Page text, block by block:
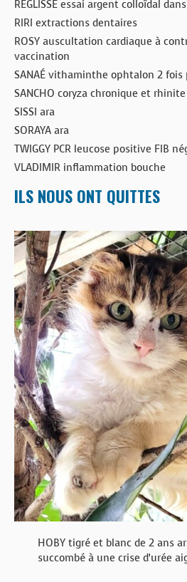
RÉGLISSE essai argent colloïdal
RIRI extractions dentaires
ROSY auscultation cardiaque à
vaccination
SANAÉ vithaminthe ophtalon 2 fois
SANCHO coryza chronique et
SISSI ara
SORAYA ara
TWIGGY PCR leucose positive FIB
VLADIMIR inflammation bouche
ILS NOUS ONT QUITTES
HOBY tigré et blanc de 2 ans
succombé à une crise d’urée